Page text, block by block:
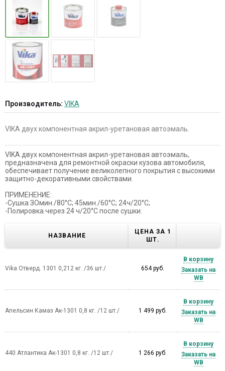
Производитель: VIKA
VIKA двух компонентная акрил-уретановая автоэмаль.
VIKA двух компонентная акрил-уретановая автоэмаль,
предназначена для ремонтной окраски кузова автомобиля,
обеспечивает получение великолепного покрытия с высокими
защитно-декоративными свойствами.
ПРИМЕНЕНИЕ:
-Сушка ЗОмин./80°С; 45мин./60°С; 24ч/20°С;
-Полировка через 24 ч/20°С после сушки.
НАЗВАНИЕ
ЦЕНА ЗА 1
ШТ.
Vika Отверд. 1301 0,212 кг. /36 шт./ 654 руб.
В корзину
Заказать на
WB
Апельсин Камаз Ак-1301 0,8 кг. /12 шт./ 1 499 руб.
В корзину
Заказать на
WB
440 Атлантика Ак-1301 0,8 кг. /12 шт./ 1 266 руб.
В корзину
Заказать на
WB